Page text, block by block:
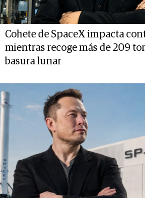
Cohete de SpaceX impacta
mientras recoge más de 209
basura lunar